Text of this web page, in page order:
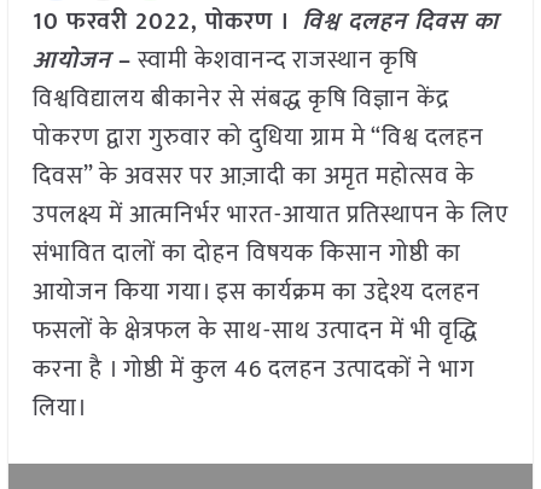
10 फरवरी 2022,पोकरण। विश्व दलहन दिवस का
आयोजन–स्वामी केशवानन्द राजस्थान कृषि
विश्वविद्यालय बीकानेर से संबद्ध कृषि विज्ञान केंद्र
पोकरण द्वारा गुरुवार को दुधिया ग्राम मे “विश्व दलहन
दिवस” के अवसर पर आज़ादी का अमृत महोत्सव के
उपलक्ष्य में आत्मनिर्भर भारत-आयात प्रतिस्थापन के लिए
संभावित दालों का दोहन विषयक किसान गोष्ठी का
आयोजन किया गया। इस कार्यक्रम का उद्देश्य दलहन
फसलों के क्षेत्रफल के साथ-साथ उत्पादन में भी वृद्धि
करना है । गोष्ठी में कुल46दलहन उत्पादकों ने भाग
लिया।